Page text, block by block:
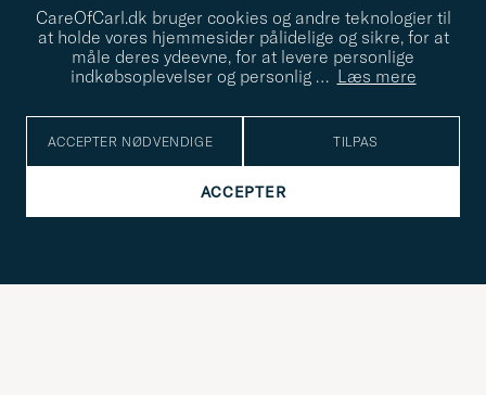
CareOfCarl.dk bruger cookies og andre teknologier til
at holde vores hjemmesider pålidelige og sikre, for at
måle deres ydeevne, for at levere personlige
indkøbsoplevelser og personlig … Læs mere
ACCEPTER NØDVENDIGE TILPAS
ACCEPTER
anmälde
dig
vårt
nyhetsbrev!
CARE OF CARL
KUNDERÅDGIVNING